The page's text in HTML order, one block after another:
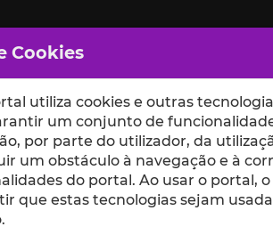
ESCOLAS
Cookies
utiliza cookies e outras
um conjunto de
por parte do utilizador, da
um obstáculo à navegação e à
do portal. Ao usar o portal,
que estas tecnologias sejam